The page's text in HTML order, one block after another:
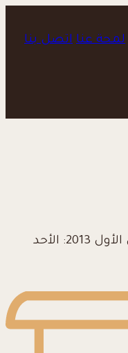
لمحة عنا اتصل بنا
موعظة يوم الأحد 27 تشرين الأول 2013: الأحد